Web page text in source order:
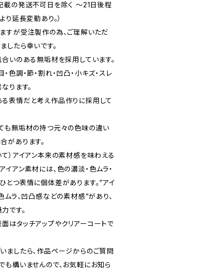
載の発送不可日を除く ～21日後程
り延長変動あり。）
すが受注製作の為、ご理解いただ
したら幸いです。
いのある無垢材を採用しています。
調・節・割れ・凹凸・小キズ・スレ
ります。
表情だと考え作品作りに採用して
も無垢材の持つ元々の色味の違い
があります。
）アイアン本来の素材感を味わえる
アン素材には、色の濃淡・色ムラ・
とつ表情に個体差があります。”アイ
ムラ、凹凸感などの素材感”があり、
です。
はタッチアップやクリアーコートで
ましたら、作品ページからのご質問
も構いませんので、お気軽にお知ら